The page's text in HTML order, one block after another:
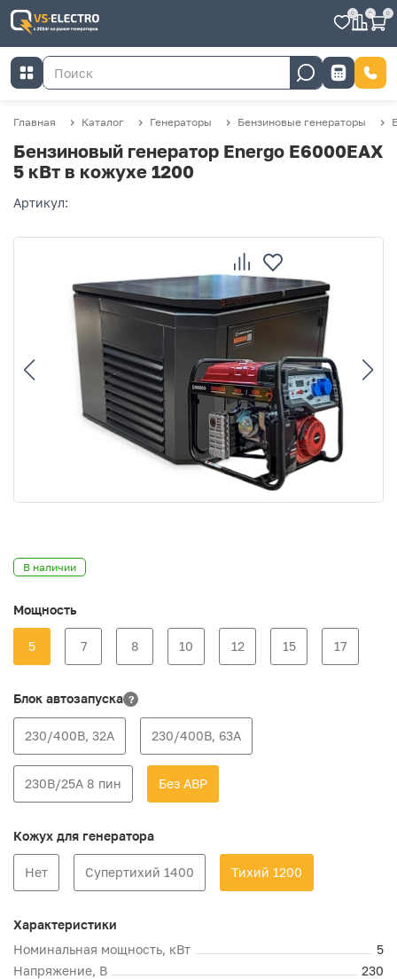
0 0 0
Главная Каталог Генераторы Бензиновые генераторы
Бензиновый генератор Energo E6000EAX
5 кВт в кожухе 1200
Артикул:
В наличии
Мощность
5 7 8 10 12 15 17
Блок автозапуска ?
230/400В, 32А 230/400В, 63А
230В/25А 8 пин Без АВР
Кожух для генератора
Нет Супертихий 1400 Тихий 1200
Характеристики
Номинальная мощность, кВт
5
Напряжение, В
230